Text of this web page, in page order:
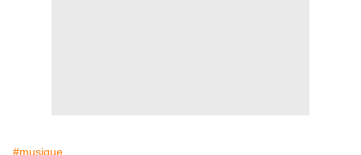
#musique